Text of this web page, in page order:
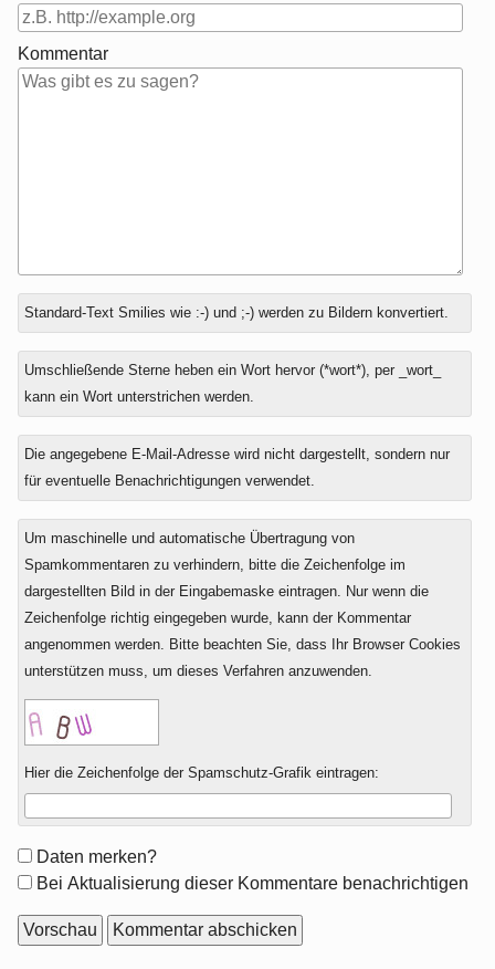
Kommentar
Antwort
zu
Standard-Text Smilies wie :-) und ;-) werden zu Bildern konvertiert.
Umschließende Sterne heben ein Wort hervor (*wort*), per _wort_
kann ein Wort unterstrichen werden.
Die angegebene E-Mail-Adresse wird nicht dargestellt, sondern nur
für eventuelle Benachrichtigungen verwendet.
Um maschinelle und automatische Übertragung von
Spamkommentaren zu verhindern, bitte die Zeichenfolge im
dargestellten Bild in der Eingabemaske eintragen. Nur wenn die
Zeichenfolge richtig eingegeben wurde, kann der Kommentar
angenommen werden. Bitte beachten Sie, dass Ihr Browser Cookies
unterstützen muss, um dieses Verfahren anzuwenden.
Hier die Zeichenfolge der Spamschutz-Grafik eintragen:
Formular-
Optionen
Daten merken?
Bei Aktualisierung dieser Kommentare benachrichtigen